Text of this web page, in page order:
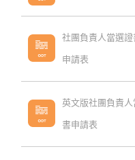
社團負責人當選
申請表
英文版社團負責
書申請表